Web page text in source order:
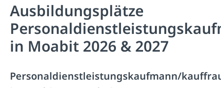
Ausbildungsplätze
in Moabit 2026 & 2027
Personaldienstleistungskaufmann/